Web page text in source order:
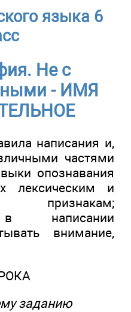
языка 6
Не с
- ИМЯ
написания и,
частями
опознавания
лексическим и
признакам;
в написании
внимание,
заданию